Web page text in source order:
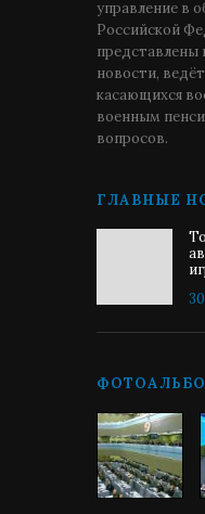
управление в
Российской
представлены
новости,
касающихся
военным
вопросов.
ГЛАВНЫЕ